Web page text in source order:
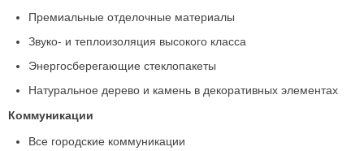
Премиальные отделочные материалы
Звуко- и теплоизоляция высокого класса
Энергосберегающие стеклопакеты
Натуральное дерево и камень в декоративных элементах
Коммуникации
Все городские коммуникации